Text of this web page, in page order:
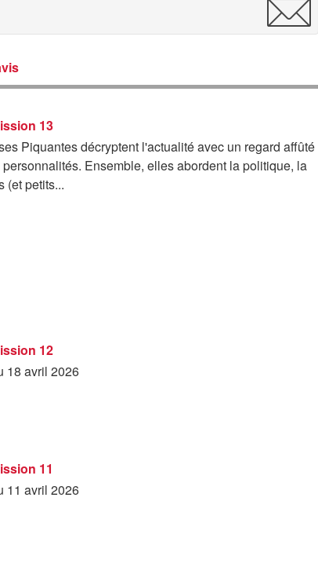
13
Piquantes décryptent l'actualité avec un regard affûté
Ensemble, elles abordent la politique, la
(et petits...
12
18 avril 2026
11
11 avril 2026